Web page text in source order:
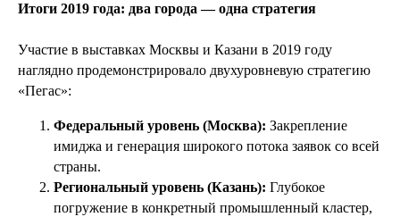
Итоги 2019 года: два города — одна стратегия
Участие в выставках Москвы и Казани в 2019 году
наглядно продемонстрировало двухуровневую стратегию
«Пегас»:
Федеральный уровень (Москва): Закрепление
имиджа и генерация широкого потока заявок со всей
страны.
Региональный уровень (Казань): Глубокое
погружение в конкретный промышленный кластер,